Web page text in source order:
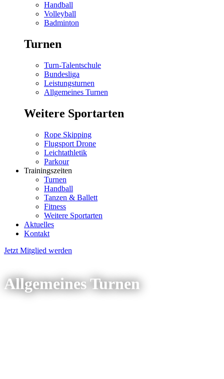
Handball
Volleyball
Badminton
Turnen
Turn-Talentschule
Bundesliga
Leistungsturnen
Allgemeines Turnen
Weitere Sportarten
Rope Skipping
Flugsport Drone
Leichtathletik
Parkour
Trainingszeiten
Turnen
Handball
Tanzen & Ballett
Fitness
Weitere Sportarten
Aktuelles
Kontakt
Jetzt Mitglied werden
Allgemeines Turnen